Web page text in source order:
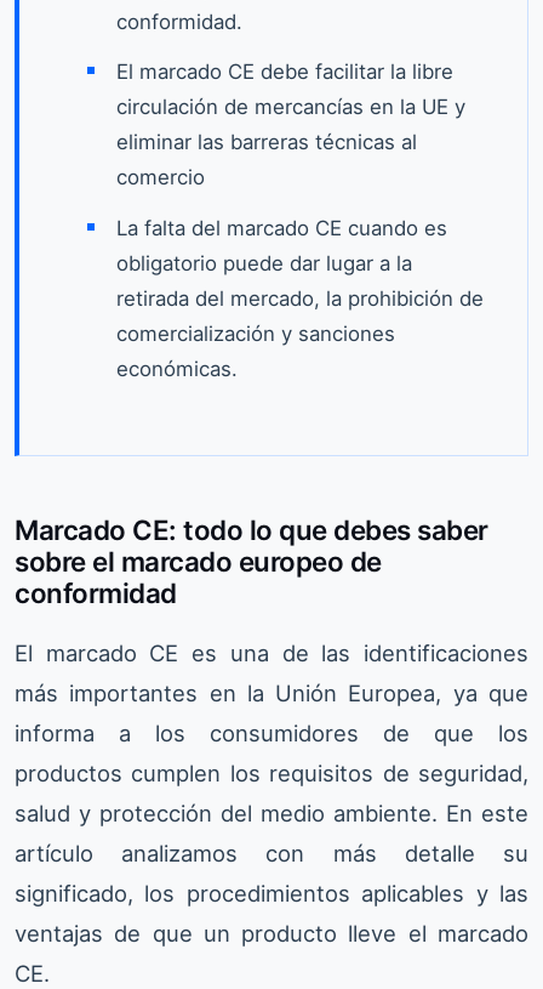
conformidad.
El marcado CE debe facilitar la libre
circulación de mercancías en la UE y
eliminar las barreras técnicas al
comercio
La falta del marcado CE cuando es
obligatorio puede dar lugar a la
retirada del mercado, la prohibición de
comercialización y sanciones
económicas.
Marcado CE: todo lo que debes saber
sobre el marcado europeo de
conformidad
El marcado CE es una de las identificaciones
más importantes en la Unión Europea, ya que
informa a los consumidores de que los
productos cumplen los requisitos de seguridad,
salud y protección del medio ambiente. En este
artículo analizamos con más detalle su
significado, los procedimientos aplicables y las
ventajas de que un producto lleve el marcado
CE.